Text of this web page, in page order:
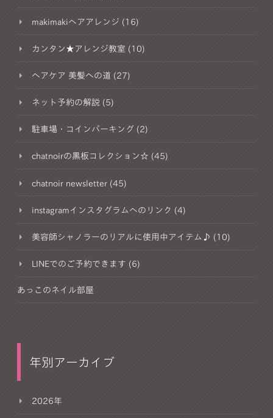
makimakiヘアアレンジ (16)
カンタン★アレンジ教室 (10)
ヘアケア 美髪への道 (27)
ネット予約の解説 (5)
駐車場・コインパーキング (2)
chatnoirの黒板コレクション☆ (45)
chatnoir newsletter (45)
instagramインスタグラムへのリンク (4)
美容師シャノラーのリアルに使用中アイテム♪ (10)
LINEでのご予約できます (6)
あっこのネイル部屋
年別アーカイブ
2026年